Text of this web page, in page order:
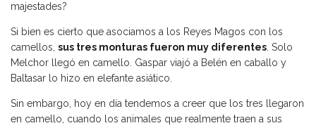
majestades?
Si bien es cierto que asociamos a los Reyes Magos con los
camellos, sus tres monturas fueron muy diferentes. Solo
Melchor llegó en camello. Gaspar viajó a Belén en caballo y
Baltasar lo hizo en elefante asiático.
Sin embargo, hoy en día tendemos a creer que los tres llegaron
en camello, cuando los animales que realmente traen a sus